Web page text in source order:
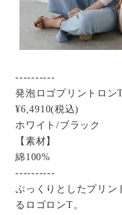
----------
発泡ロゴプリントロン
¥6,4910(税込)
ホワイト/ブラック
【素材】
綿100%
----------
ぷっくりとしたプリン
るロゴロンT。